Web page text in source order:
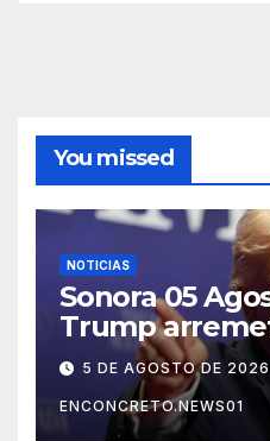
You missed
NOTICIAS
Sonora 05
Trump
México,
potencias por
abusos
5 DE AGOSTO DE 2026
ENCONCRETO.NEWS01